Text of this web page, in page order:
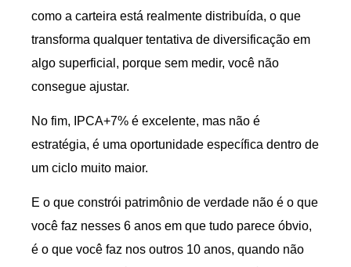
como a carteira está realmente distribuída, o que
transforma qualquer tentativa de diversificação em
algo superficial, porque sem medir, você não
consegue ajustar.
No fim, IPCA+7% é excelente, mas não é
estratégia, é uma oportunidade específica dentro de
um ciclo muito maior.
E o que constrói patrimônio de verdade não é o que
você faz nesses 6 anos em que tudo parece óbvio,
é o que você faz nos outros 10 anos, quando não